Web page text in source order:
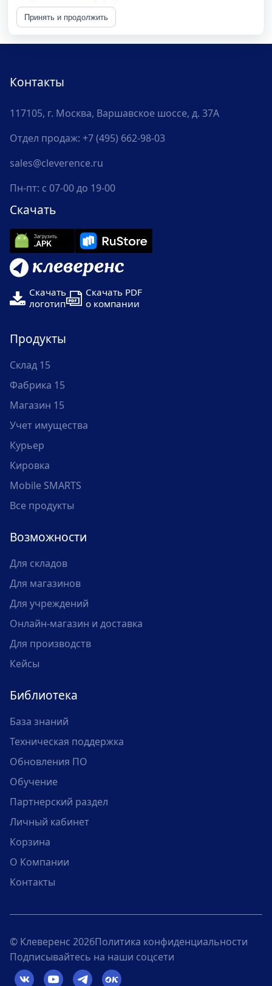
Принять и продолжить
Контакты
117105, г. Москва, Варшавское шоссе, д. 37А
Отдел продаж: +7 (495) 662-98-03
sales@cleverence.ru
Пн-пт: с 07-00 до 19-00
Скачать
Скачать
логотип
Скачать PDF
о компании
Продукты
Склад 15
Фабрика 15
Магазин 15
Учет имущества
Курьер
Кировка
Mobile SMARTS
Все продукты
Возможности
Для складов
Для магазинов
Для учреждений
Онлайн-магазин и доставка
Для производств
Кейсы
Библиотека
База знаний
Техническая поддержка
Обновления ПО
Обучение
Партнерский раздел
Личный кабинет
Корзина
О Компании
Контакты
© Клеверенс 2026Политика конфиденциальности
Подписывайтесь на наши соцсети